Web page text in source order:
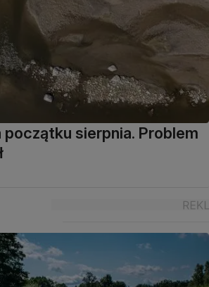
początku sierpnia. Problem